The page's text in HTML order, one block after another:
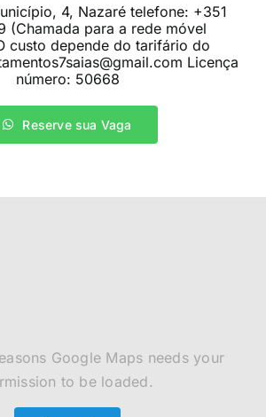
4, Nazaré telefone: +351
(Chamada para a rede móvel
custo depende do tarifário do
Licença
número: 50668
Reserve sua Vaga
Google Maps needs your
to be loaded.